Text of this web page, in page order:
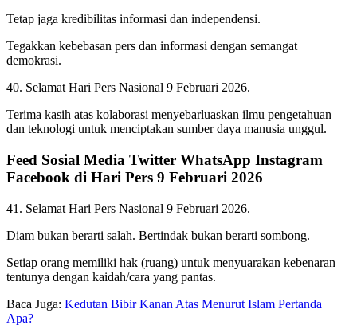
Tetap jaga kredibilitas informasi dan independensi.
Tegakkan kebebasan pers dan informasi dengan semangat
demokrasi.
40. Selamat Hari Pers Nasional 9 Februari 2026.
Terima kasih atas kolaborasi menyebarluaskan ilmu pengetahuan
dan teknologi untuk menciptakan sumber daya manusia unggul.
Feed Sosial Media Twitter WhatsApp Instagram
Facebook di Hari Pers 9 Februari 2026
41. Selamat Hari Pers Nasional 9 Februari 2026.
Diam bukan berarti salah. Bertindak bukan berarti sombong.
Setiap orang memiliki hak (ruang) untuk menyuarakan kebenaran
tentunya dengan kaidah/cara yang pantas.
Baca Juga: Kedutan Bibir Kanan Atas Menurut Islam Pertanda
Apa?